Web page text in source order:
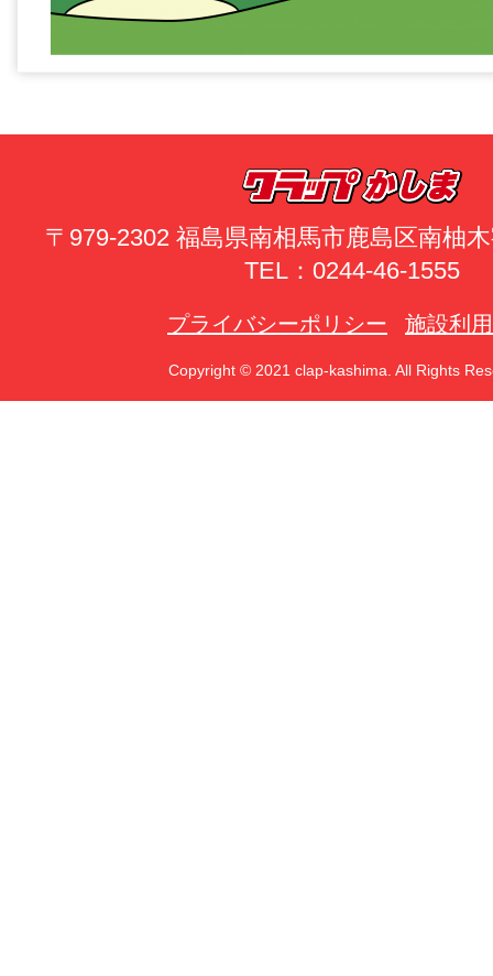
〒979-2302 福島県南相馬市鹿島区南柚
TEL：0244-46-1555
プライバシーポリシー 施設利
Copyright © 2021 clap-kashima. All Rights